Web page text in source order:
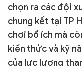
PHÁP LUẬT
CÔNG NGHỆ
chọn ra các đội
chung kết tại TP
chơi bổ ích mà
kiến thức và kỹ
của lực lượng